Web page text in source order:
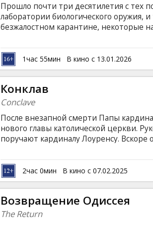
Прошло почти три десятилетия с тех
лаборатории биологического оружия,
безжалостном карантине, некоторые
соединенном с материком
Фильм на английском языке с
1час 55мин В кино с 13.01.2026
Конклав
Conclave
После внезапной смерти Папы
нового главы католической церкви.
поручают кардиналу Лоуренсу. Вскоре
кардинально повлиять на результат
Фильм на английском, итальянском,
субтитрами на латышском и русском
2час 0мин В кино с 07.02.2025
Возвращение Одиссея
The Return